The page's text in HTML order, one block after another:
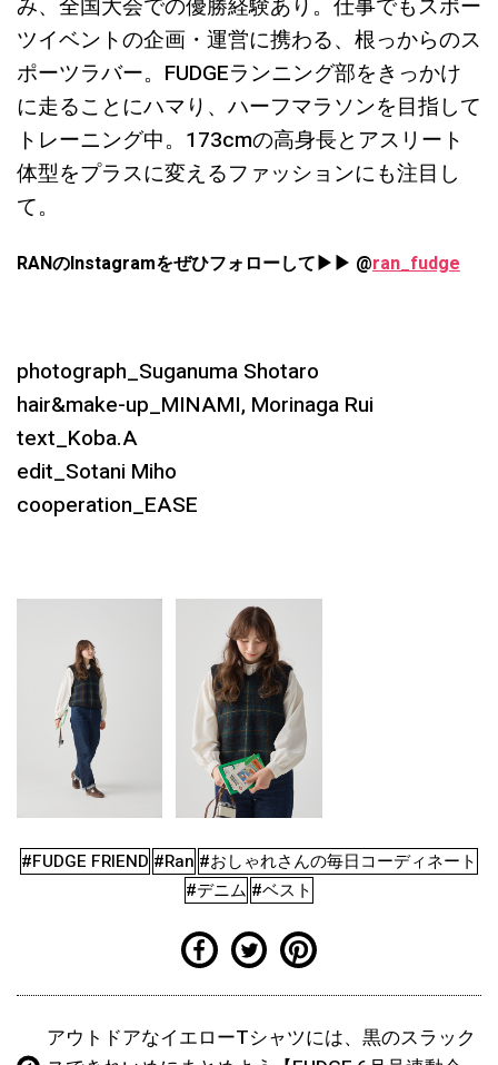
み、全国大会での優勝経験あり。仕事でもスポー
ツイベントの企画・運営に携わる、根っからのス
ポーツラバー。FUDGEランニング部をきっかけ
に走ることにハマり、ハーフマラソンを目指して
トレーニング中。173cmの高身長とアスリート
体型をプラスに変えるファッションにも注目し
て。
RANのInstagramをぜひフォローして▶︎▶︎ @ran_fudge
photograph_Suganuma Shotaro
hair&make-up_MINAMI, Morinaga Rui
text_Koba.A
edit_Sotani Miho
cooperation_EASE
#FUDGE FRIEND #Ran #おしゃれさんの毎日コーディネート
#デニム #ベスト
アウトドアなイエローTシャツには、黒のスラック